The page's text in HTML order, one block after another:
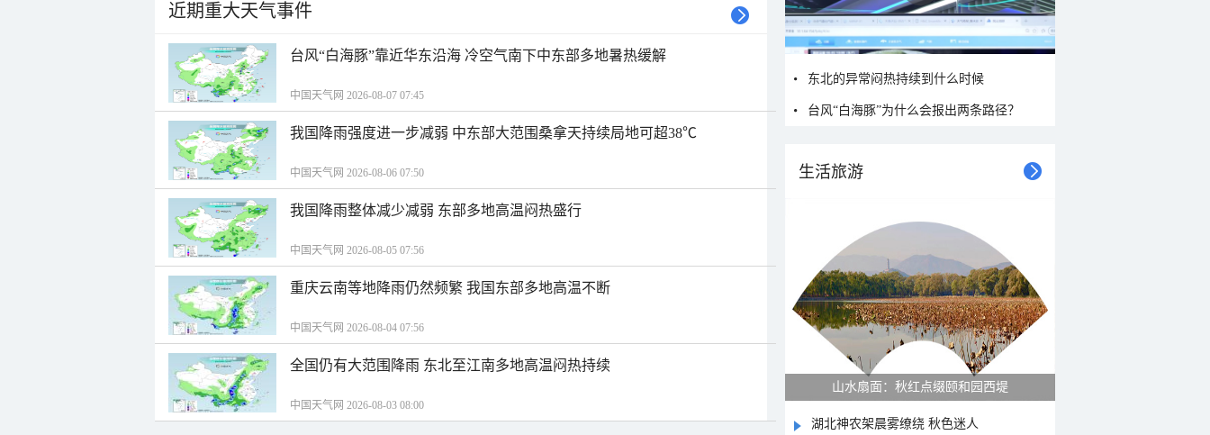
近期重大天气事件
台风“白海豚”靠近华东沿海 冷空气南下中东部多地暑热缓解
中国天气网 2026-08-07 07:45
我国降雨强度进一步减弱 中东部大范围桑拿天持续局地可超38℃
中国天气网 2026-08-06 07:50
我国降雨整体减少减弱 东部多地高温闷热盛行
中国天气网 2026-08-05 07:56
重庆云南等地降雨仍然频繁 我国东部多地高温不断
中国天气网 2026-08-04 07:56
全国仍有大范围降雨 东北至江南多地高温闷热持续
中国天气网 2026-08-03 08:00
东北的异常闷热持续到什么时候
台风“白海豚”为什么会报出两条路径？
生活旅游
山水扇面：秋红点缀颐和园西堤
湖北神农架晨雾缭绕 秋色迷人